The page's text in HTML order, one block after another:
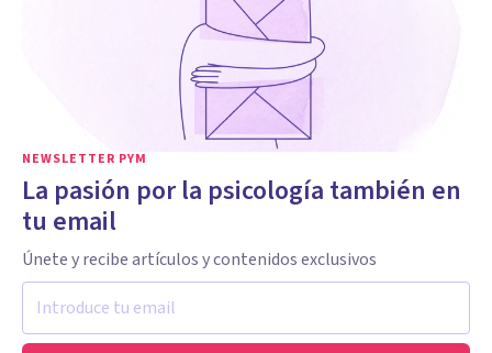
NEWSLETTER PYM
La pasión por la psicología también en
tu email
Únete y recibe artículos y contenidos exclusivos